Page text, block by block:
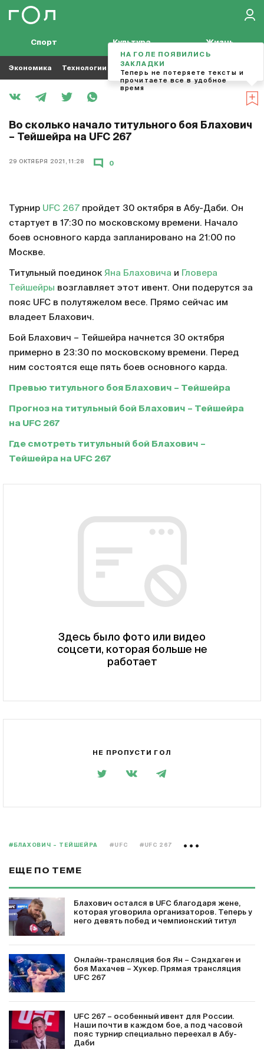
Спорт Культура Жизнь
Экономика Технологии Кино Футбол
Во сколько начало титульного боя Блахович
– Тейшейра на UFC 267
29 ОКТЯБРЯ 2021, 11:28 0
Турнир UFC 267 пройдет 30 октября в Абу-Даби. Он
стартует в 17:30 по московскому времени. Начало
боев основного карда запланировано на 21:00 по
Москве.
Титульный поединок Яна Блаховича и Гловера
Тейшейры возглавляет этот ивент. Они подерутся за
пояс UFC в полутяжелом весе. Прямо сейчас им
владеет Блахович.
Бой Блахович – Тейшейра начнется 30 октября
примерно в 23:30 по московскому времени. Перед
ним состоятся еще пять боев основного карда.
Превью титульного боя Блахович – Тейшейра
Прогноз на титульный бой Блахович – Тейшейра
на UFC 267
Где смотреть титульный бой Блахович –
Тейшейра на UFC 267
Здесь было фото или видео
соцсети, которая больше не
работает
НЕ ПРОПУСТИ ГОЛ
#БЛАХОВИЧ – ТЕЙШЕЙРА #UFC #UFC 267
ЕЩЕ ПО ТЕМЕ
Блахович остался в UFC благодаря жене,
которая уговорила организаторов. Теперь у
него девять побед и чемпионский титул
Онлайн-трансляция боя Ян – Сэндхаген и
боя Махачев – Хукер. Прямая трансляция
UFC 267
UFC 267 – особенный ивент для России.
Наши почти в каждом бое, а под часовой
пояс турнир специально переехал в Абу-
Даби
НА ГОЛЕ ПОЯВИЛИСЬ
ЗАКЛАДКИ
Теперь не потеряете тексты и
прочитаете все в удобное
время